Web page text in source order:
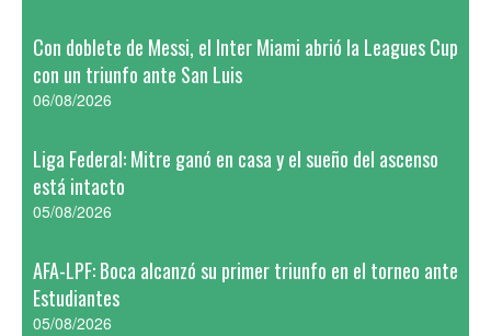
Con doblete de Messi, el Inter Miami abrió la Leagues Cup
con un triunfo ante San Luis
06/08/2026
Liga Federal: Mitre ganó en casa y el sueño del ascenso
está intacto
05/08/2026
AFA-LPF: Boca alcanzó su primer triunfo en el torneo ante
Estudiantes
05/08/2026